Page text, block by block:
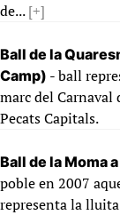
de...[+]
Ball de la
Camp) - ball
marc del Carnaval
Pecats Capitals.
Ball de la Moma
poble en 2007
representa la